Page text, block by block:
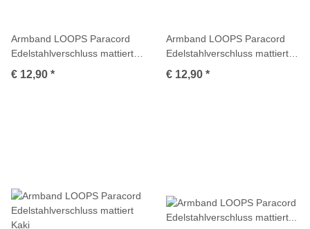
Armband LOOPS Paracord
Edelstahlverschluss mattiert
Hellblau
€ 12,90 *
Armband LOOPS Paracord
Edelstahlverschluss mattiert
Hellgrau
€ 12,90 *